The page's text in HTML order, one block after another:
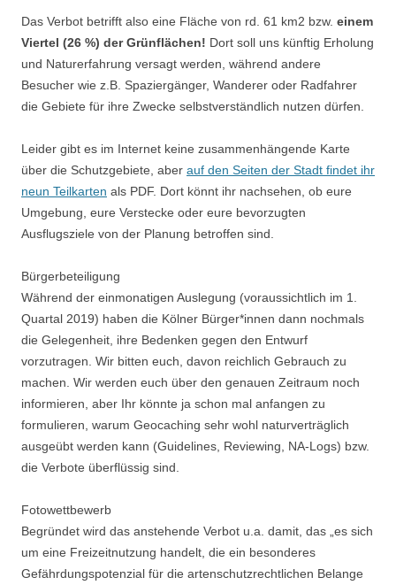
Das Verbot betrifft also eine Fläche von rd. 61 km2 bzw. einem
Viertel (26 %) der Grünflächen! Dort soll uns künftig Erholung
und Naturerfahrung versagt werden, während andere
Besucher wie z.B. Spaziergänger, Wanderer oder Radfahrer
die Gebiete für ihre Zwecke selbstverständlich nutzen dürfen.
Leider gibt es im Internet keine zusammenhängende Karte
über die Schutzgebiete, aber auf den Seiten der Stadt findet ihr
neun Teilkarten als PDF. Dort könnt ihr nachsehen, ob eure
Umgebung, eure Verstecke oder eure bevorzugten
Ausflugsziele von der Planung betroffen sind.
Bürgerbeteiligung
Während der einmonatigen Auslegung (voraussichtlich im 1.
Quartal 2019) haben die Kölner Bürger*innen dann nochmals
die Gelegenheit, ihre Bedenken gegen den Entwurf
vorzutragen. Wir bitten euch, davon reichlich Gebrauch zu
machen. Wir werden euch über den genauen Zeitraum noch
informieren, aber Ihr könnte ja schon mal anfangen zu
formulieren, warum Geocaching sehr wohl naturverträglich
ausgeübt werden kann (Guidelines, Reviewing, NA-Logs) bzw.
die Verbote überflüssig sind.
Fotowettbewerb
Begründet wird das anstehende Verbot u.a. damit, das „es sich
um eine Freizeitnutzung handelt, die ein besonderes
Gefährdungspotenzial für die artenschutzrechtlichen Belange